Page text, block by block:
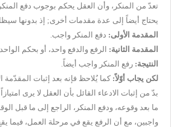
تعدّ من المنكر، وأن العقل يحكم بوجوب دفع
يحتاج أيضاً إلى عدة مقدمات أخرى; إذ بدونها
المقدمة الأولى: دفع المنكر واجب.
المقدمة الثانية: الرفع والدفع واحد، أو بحكم
النتيجة: رفع المنكر واجب أيضاً.
لكن يجاب أوّلاً: كما يُلاحظ فإنه بعد إثبات المقدّمة
بدّ من إثبات الادعاء القائل بأن العقل لا يرى
ما بعد وقوعه، ودفع المنكر، الراجع إلى ما قبل
واجبين، مع أن الرفع يقع في مرحلة العمل، فيما